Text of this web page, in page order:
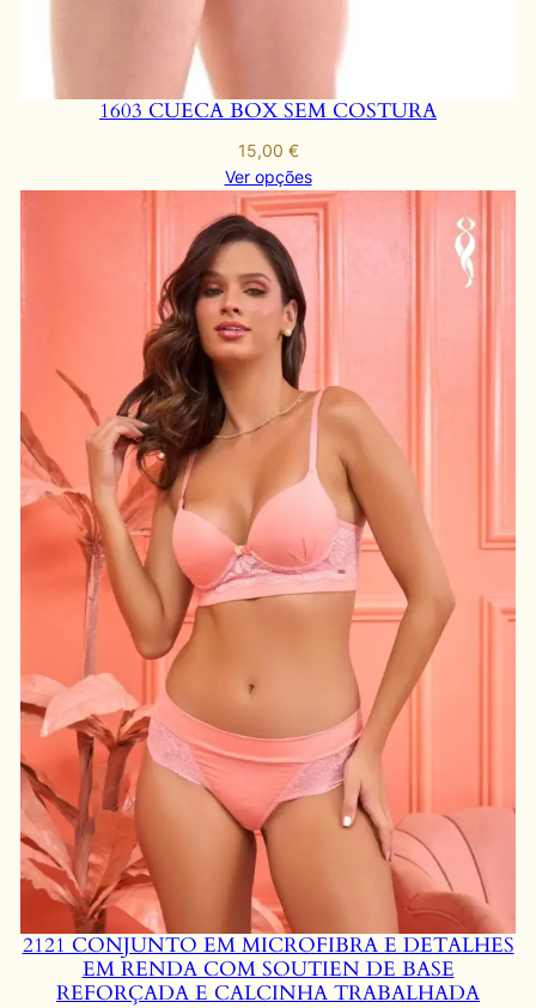
1603 CUECA BOX SEM COSTURA
15,00 €
Ver opções
2121 CONJUNTO EM MICROFIBRA E DETALHES
EM RENDA COM SOUTIEN DE BASE
REFORÇADA E CALCINHA TRABALHADA